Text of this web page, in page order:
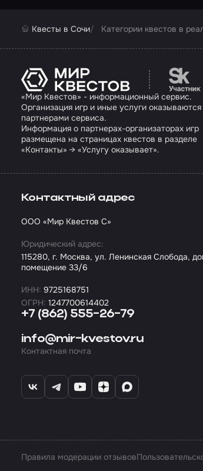
Квесты в Сочи Категории квестов в
«Мир Квестов» - информационный сервис.
Организация игр и иные услуги оказываются
партнерами сервиса.
Информация о партнерах-организаторах игр
размещена на страницах квестов в разделе
«Контакты» → «Услугу оказывает».
+7 (862) 555-26-79
info@mir-kvestov.ru
Контактная почта
Контактный адрес
ООО «Мир Квестов С»
Юридический адрес:
115280, г. Москва, ул. Ленинская Слобода,
помещение 33/6
ИНН: 9725168751
ОГРН: 1247700614402
Правила модерации отзывов